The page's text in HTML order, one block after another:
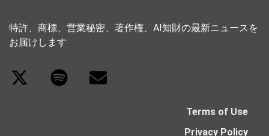
特許、商標、営業秘密、著作権、AI知財の最新ニュースを
お届けします
Terms of Use
Privacy Policy